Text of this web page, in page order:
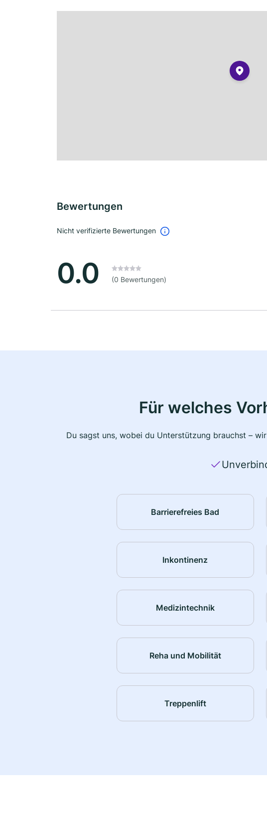
Bewertungen
Nicht verifizierte Bewertungen
0.0 (0 Bewertungen)
Für welches
Du sagst uns, wobei du Unterstützung brauchst –
Barrierefreies Bad
Inkontinenz
Medizintechnik
Reha und Mobilität
Treppenlift